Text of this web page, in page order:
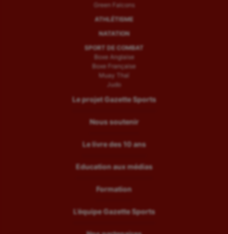
Green Falcons
ATHLÉTISME
NATATION
SPORT DE COMBAT
Boxe Anglaise
Boxe Française
Muay Thaï
Judo
Le projet Gazette Sports
Nous soutenir
Le livre des 10 ans
Education aux médias
Formation
L’équipe Gazette Sports